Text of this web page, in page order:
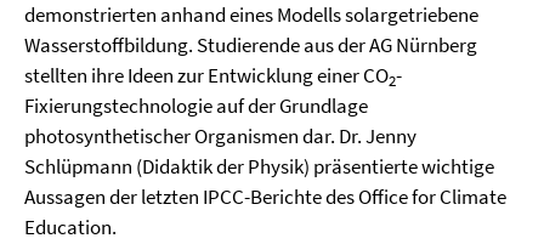
demonstrierten anhand eines Modells solargetriebene
Wasserstoffbildung. Studierende aus der AG Nürnberg
stellten ihre Ideen zur Entwicklung einer CO2-
Fixierungstechnologie auf der Grundlage
photosynthetischer Organismen dar. Dr. Jenny
Schlüpmann (Didaktik der Physik) präsentierte wichtige
Aussagen der letzten IPCC-Berichte des Office for Climate
Education.